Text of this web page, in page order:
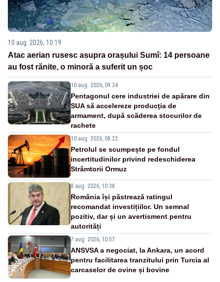
10 aug. 2026, 10:19
Atac aerian rusesc asupra orașului Sumî: 14 persoane
au fost rănite, o minoră a suferit un șoc
10 aug. 2026, 09:34
Pentagonul cere industriei de apărare din
SUA să accelereze producţia de
armament, după scăderea stocurilor de
rachete
10 aug. 2026, 08:22
Petrolul se scumpește pe fondul
incertitudinilor privind redeschiderea
Strâmtorii Ormuz
8 aug. 2026, 10:38
România își păstrează ratingul
recomandat investițiilor. Un semnal
pozitiv, dar și un avertisment pentru
autorități
7 aug. 2026, 10:57
ANSVSA a negociat, la Ankara, un acord
pentru facilitarea tranzitului prin Turcia al
carcaselor de ovine și bovine